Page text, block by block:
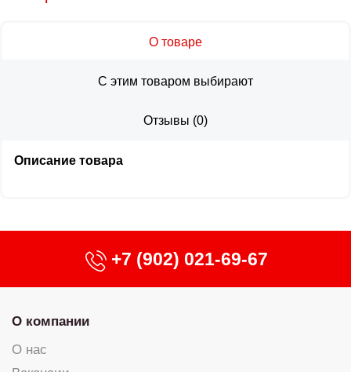
О товаре
С этим товаром выбирают
Отзывы (0)
Описание товара
+7 (902) 021-69-67
О компании
О нас